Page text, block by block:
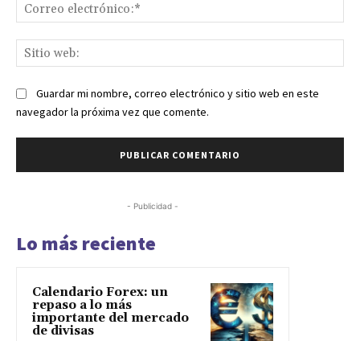
Guardar mi nombre, correo electrónico y sitio web en este
navegador la próxima vez que comente.
- Publicidad -
Lo más reciente
Calendario Forex: un
repaso a lo más
importante del mercado
de divisas